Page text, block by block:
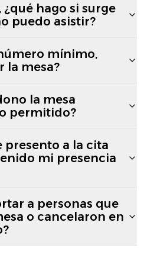
hago si surge
puedo asistir?
mínimo,
la mesa?
la mesa
permitido?
presento a la cita
mi presencia
a personas que
o cancelaron en